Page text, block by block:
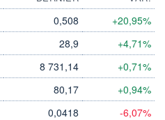
0,508 +20,95%
28,9 +4,71%
8 731,14 +0,71%
80,17 +0,94%
0,0418 -6,07%